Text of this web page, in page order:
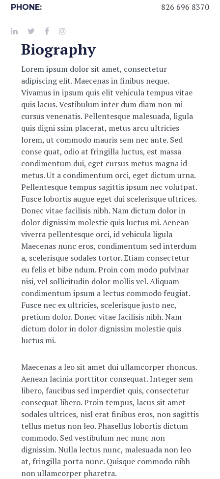
PHONE: 826 696 8370
Biography
Lorem ipsum dolor sit amet, consectetur
adipiscing elit. Maecenas in finibus neque.
Vivamus in ipsum quis elit vehicula tempus vitae
quis lacus. Vestibulum inter dum diam non mi
cursus venenatis. Pellentesque malesuada, ligula
quis digni ssim placerat, metus arcu ultricies
lorem, ut commodo mauris sem nec ante. Sed
conse quat, odio at fringilla luctus, est massa
condimentum dui, eget cursus metus magna id
metus. Ut a condimentum orci, eget dictum urna.
Pellentesque tempus sagittis ipsum nec volutpat.
Fusce lobortis augue eget dui scelerisque ultrices.
Donec vitae facilisis nibh. Nam dictum dolor in
dolor dignissim molestie quis luctus mi. Aenean
viverra pellentesque orci, id vehicula ligula
Maecenas nunc eros, condimentum sed interdum
a, scelerisque sodales tortor. Etiam consectetur
eu felis et bibe ndum. Proin com modo pulvinar
nisi, vel sollicitudin dolor mollis vel. Aliquam
condimentum ipsum a lectus commodo feugiat.
Fusce nec ex ultricies, scelerisque justo nec,
pretium dolor. Donec vitae facilisis nibh. Nam
dictum dolor in dolor dignissim molestie quis
luctus mi.
Maecenas a leo sit amet dui ullamcorper rhoncus.
Aenean lacinia porttitor consequat. Integer sem
libero, faucibus sed imperdiet quis, consectetur
consequat libero. Proin tempus, lacus sit amet
sodales ultrices, nisl erat finibus eros, non sagittis
tellus metus non leo. Phasellus lobortis dictum
commodo. Sed vestibulum nec nunc non
dignissim. Nulla lectus nunc, malesuada non leo
at, fringilla porta nunc. Quisque commodo nibh
non ullamcorper pharetra.